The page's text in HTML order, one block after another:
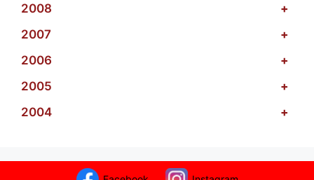
2008
+
2007
+
2006
+
2005
+
2004
+